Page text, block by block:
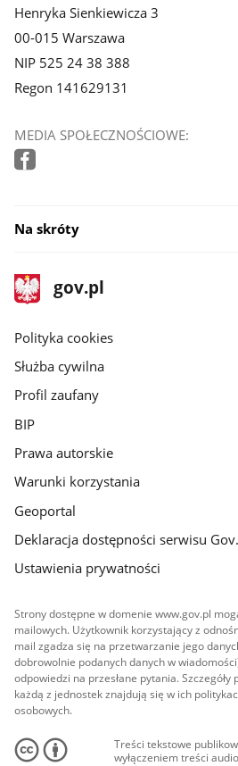
Henryka Sienkiewicza 3
00-015 Warszawa
NIP 525 24 38 388
Regon 141629131
MEDIA SPOŁECZNOŚCIOWE:
Na skróty
stopka
gov.pl
Strona
gov.pl
gov.pl
Polityka cookies
Służba cywilna
Profil zaufany
BIP
Prawa autorskie
Warunki korzystania
Geoportal
Deklaracja dostępności serwisu
Ustawienia prywatności
Strony dostępne w domenie www.gov.pl
mailowych. Użytkownik korzystający z
mail zgadza się na przetwarzanie jego
dobrowolnie podanych danych w
odpowiedzi na przesłane pytania.
każdą z jednostek znajdują się w ich
osobowych.
Treści tekstowe
wyłączeniem treści